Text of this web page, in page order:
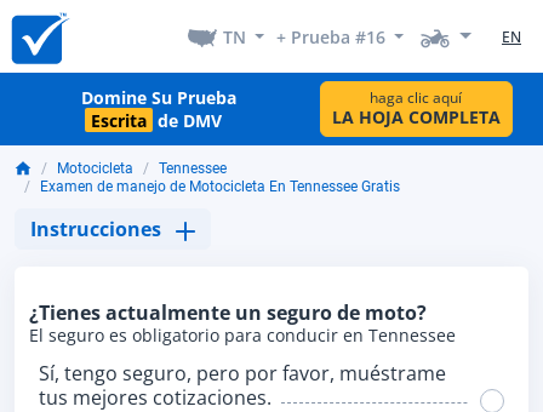
TN + Prueba #16 EN
Domine Su Prueba
Escrita de DMV
haga clic aquí
LA HOJA COMPLETA
Motocicleta
Tennessee
Examen de manejo de Motocicleta En Tennessee Gratis
Instrucciones
¿Tienes actualmente un seguro de moto?
El seguro es obligatorio para conducir en Tennessee
Sí, tengo seguro, pero por favor, muéstrame
tus mejores cotizaciones.